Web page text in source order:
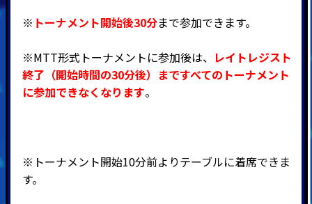
※ トーナメント開始後30分まで参加できます。
※MTT形式トーナメントに参加後は、 レイトレジスト
終了（開始時間の30分後）まですべてのトーナメント
に参加できなくなります。
※トーナメント開始10分前よりテーブルに着席できま
す。